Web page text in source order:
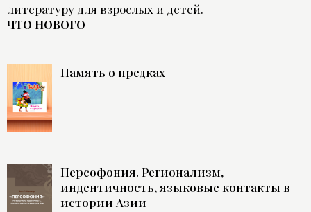
литературу для взрослых и детей.
ЧТО НОВОГО
Память о предках
Персофония. Регионализм,
индентичность, языковые контакты в
истории Азии